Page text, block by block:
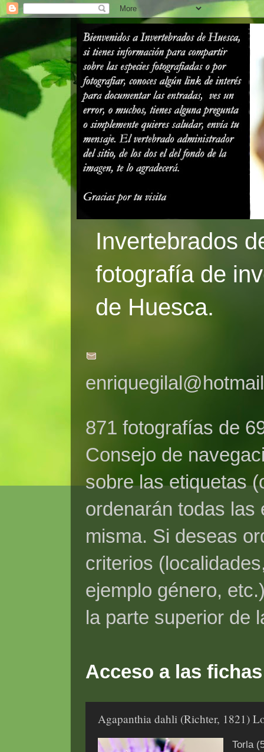
Invertebrados
fotografía de
de Huesca.
871 fotografías de
Consejo de
sobre las etiquetas
ordenarán todas las
misma. Si deseas
criterios
ejemplo género,
la parte superior de
Acceso a las
Agapanthia dahli (Richter, 1821)
Torla